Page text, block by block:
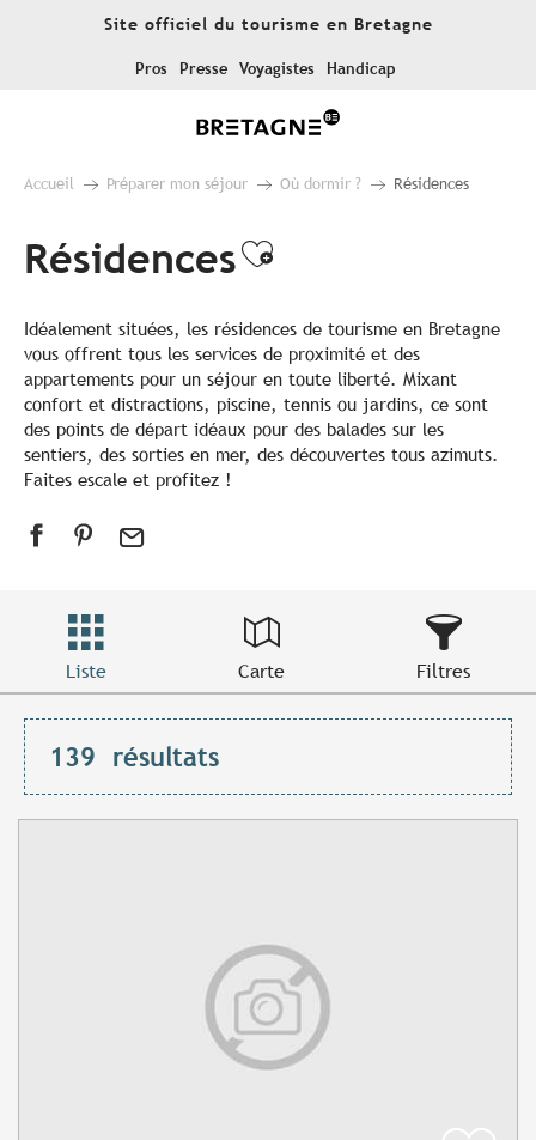
Site officiel du tourisme en Bretagne
Pros Presse Voyagistes Handicap
Accueil Préparer mon séjour Où dormir ? Résidences
RésidencesAjouter aux
Idéalement situées, les résidences de tourisme en Bretagne
vous offrent tous les services de proximité et des
appartements pour un séjour en toute liberté. Mixant
confort et distractions, piscine, tennis ou jardins, ce sont
des points de départ idéaux pour des balades sur les
sentiers, des sorties en mer, des découvertes tous azimuts.
Faites escale et profitez !
Liste Carte Filtres
139 résultats